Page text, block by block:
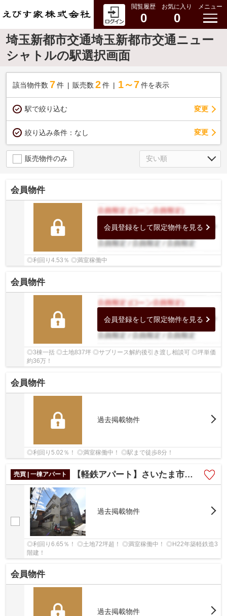
閲覧履歴
0
お気に入り
0
メニュー
埼玉新都市交通埼玉新都市交通ニュー
シャトルの駅選択画面
該当物件数 7件 販売数 2 件 1～7 件を表示
駅で絞り込む 変更
絞り込み条件： なし 変更
販売物件のみ
会員物件
会員登録をして限定物件を見る
◎利回り4.53％ ◎満室稼働中
会員物件
会員登録をして限定物件を見る
◎3棟一括 ◎土地837坪 ◎サブリース解約後引き渡し相談可 ◎坪単価
約36万！
会員物件
過去掲載物件
◎利回り5.02％！ ◎満室稼働中！ ◎駅まで徒歩8分！
売買 | 一棟アパート 【軽鉄アパート】さいたま市北区櫛引町２丁目
過去掲載物件
◎利回り6.65％！ ◎土地72坪超！ ◎満室稼働中！ ◎H22年築軽鉄造3
階建！
会員物件
過去掲載物件